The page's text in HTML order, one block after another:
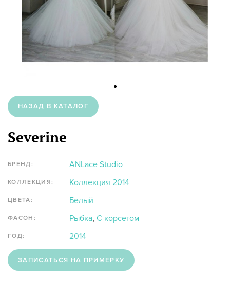
НАЗАД В КАТАЛОГ
Severine
БРЕНД: ANLace Studio
КОЛЛЕКЦИЯ: Коллекция 2014
ЦВЕТА: Белый
ФАСОН: Рыбка, С корсетом
ГОД: 2014
ЗАПИСАТЬСЯ НА ПРИМЕРКУ